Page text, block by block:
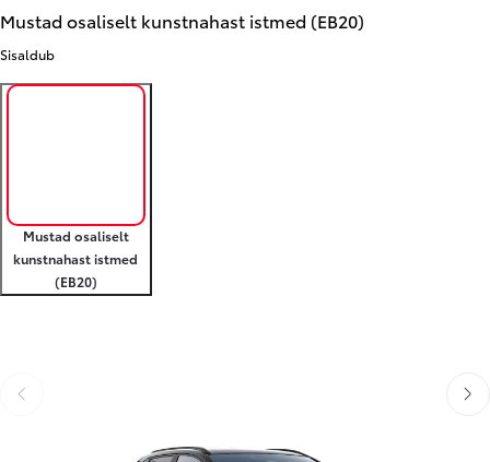
Mustad osaliselt kunstnahast istmed (EB20)
Sisaldub
Mustad osaliselt
kunstnahast istmed
(EB20)
Libista eelmisele